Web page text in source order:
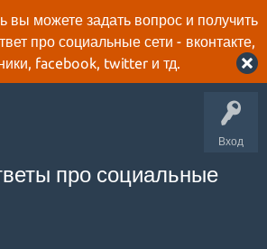
вы можете задать вопрос и получить
про социальные сети - вконтакте,
facebook, twitter и тд.
Вход
про социальные